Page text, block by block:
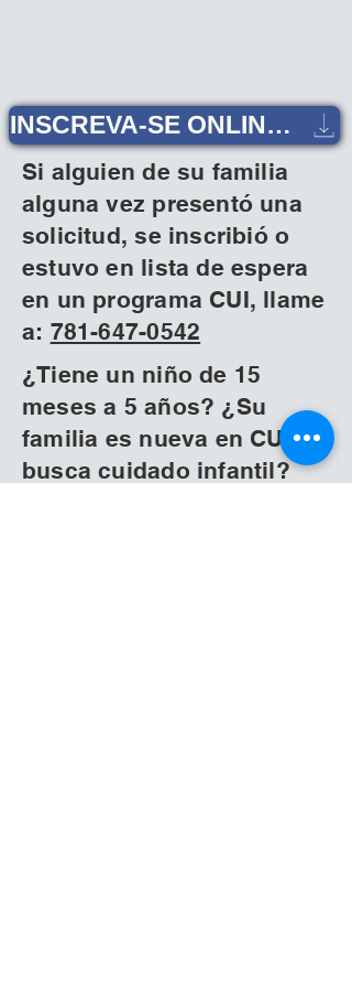
INSCREVA-SE ONLINE HOJE!
Si alguien de su familia
alguna vez presentó una
solicitud, se inscribió o
estuvo en lista de espera
en un programa CUI, llame
a: 781-647-0542
¿Tiene un niño de 15
meses a 5 años? ¿Su
familia es nueva en CUI y
busca cuidado infantil?